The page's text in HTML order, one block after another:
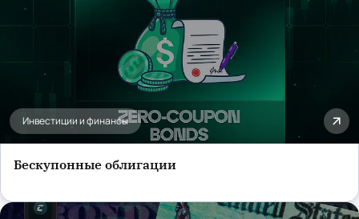
Инвестиции и финансы
Бескупонные облигации